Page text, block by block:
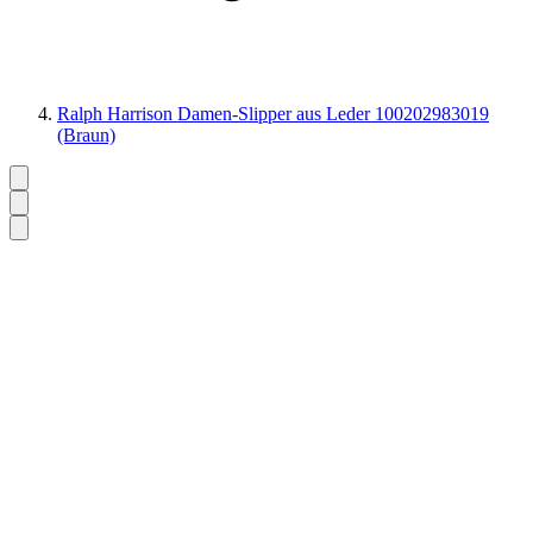
Ralph Harrison Damen-Slipper aus Leder 100202983019
(Braun)